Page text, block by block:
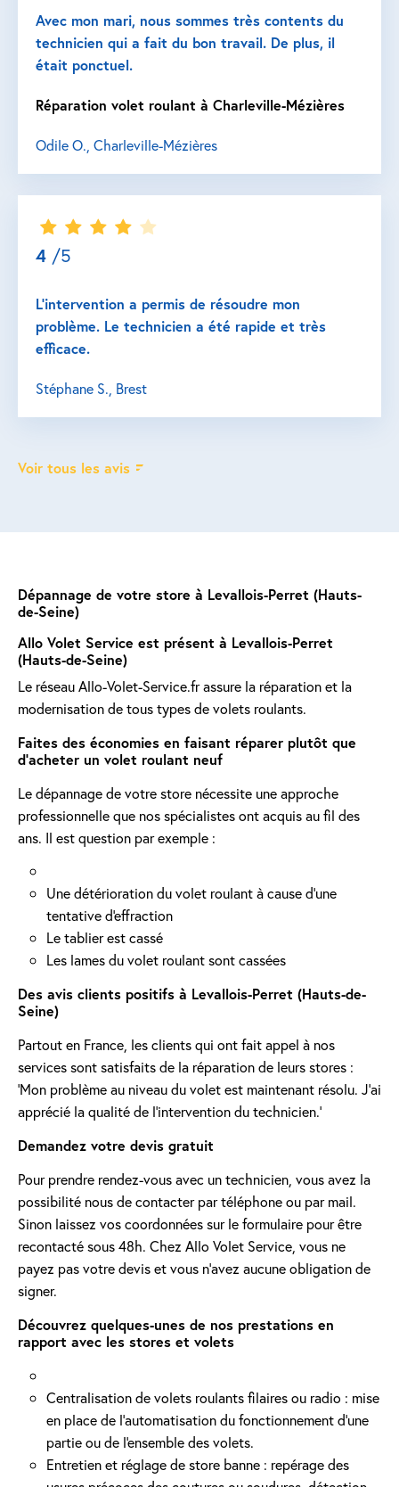
Dépannage de votre store à Levallois-Perret (Hauts-
de-Seine)
Allo Volet Service est présent à Levallois-Perret
(Hauts-de-Seine)
Le réseau Allo-Volet-Service.fr assure la réparation et la
modernisation de tous types de volets roulants.
Faites des économies en faisant réparer plutôt que
d'acheter un volet roulant neuf
Le dépannage de votre store nécessite une approche
professionnelle que nos spécialistes ont acquis au fil des
ans. Il est question par exemple :
Une détérioration du volet roulant à cause d'une
tentative d'effraction
Le tablier est cassé
Les lames du volet roulant sont cassées
Des avis clients positifs à Levallois-Perret (Hauts-de-
Seine)
Partout en France, les clients qui ont fait appel à nos
services sont satisfaits de la réparation de leurs stores :
'Mon problème au niveau du volet est maintenant résolu. J’ai
apprécié la qualité de l’intervention du technicien.'
Demandez votre devis gratuit
Pour prendre rendez-vous avec un technicien, vous avez la
possibilité nous de contacter par téléphone ou par mail.
Sinon laissez vos coordonnées sur le formulaire pour être
recontacté sous 48h. Chez Allo Volet Service, vous ne
payez pas votre devis et vous n'avez aucune obligation de
signer.
Découvrez quelques-unes de nos prestations en
rapport avec les stores et volets
Centralisation de volets roulants filaires ou radio : mise
en place de l'automatisation du fonctionnement d’une
partie ou de l'ensemble des volets.
Entretien et réglage de store banne : repérage des
Avec mon mari, nous sommes très contents du
technicien qui a fait du bon travail. De plus, il
était ponctuel.
Réparation volet roulant à Charleville-Mézières
Odile O., Charleville-Mézières
4 /5
L’intervention a permis de résoudre mon
problème. Le technicien a été rapide et très
efficace.
Stéphane S., Brest
Voir tous les avis